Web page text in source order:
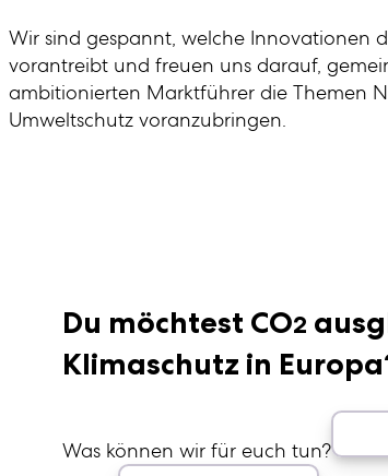
Wir sind gespannt, welche Innovationen
vorantreibt und freuen uns darauf,
ambitionierten Marktführer die Themen
Umweltschutz voranzubringen.
Du möchtest CO2
Klimaschutz in
Was können wir für euch tun?